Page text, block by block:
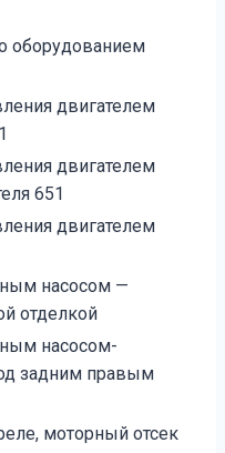
оборудованием
двигателем
двигателем
651
двигателем
насосом —
отделкой
насосом-
задним правым
моторный отсек